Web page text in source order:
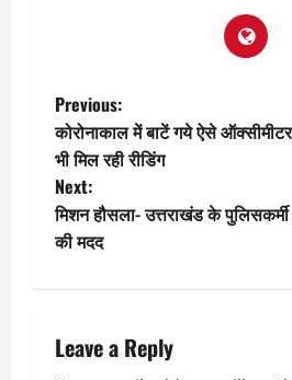
P
o
s
t
a
Previous:
कोरोनाकाल में बाटें गये ऐसे
भी मिल रही रीडिंग
Next:
मिशन हौसला- उत्तराखंड के पुलिसकर्मी
की मदद
Leave a Reply